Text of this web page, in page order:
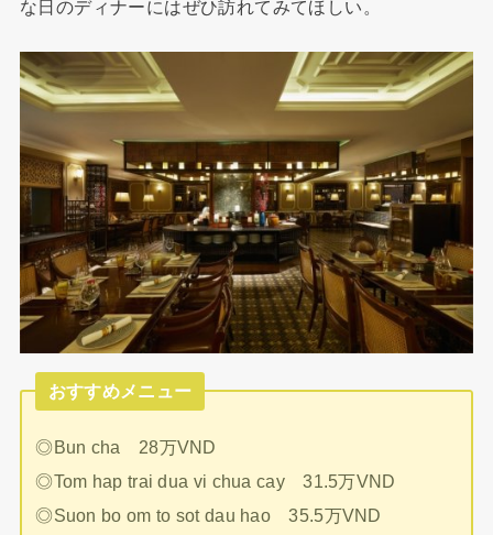
な日のディナーにはぜひ訪れてみてほしい。
おすすめメニュー
◎Bun cha 28万VND
◎Tom hap trai dua vi chua cay 31.5万VND
◎Suon bo om to sot dau hao 35.5万VND